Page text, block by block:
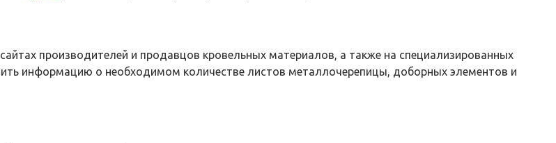
производителей и продавцов кровельных материалов, а также на специализированных
информацию о необходимом количестве листов металлочерепицы, доборных элементов и